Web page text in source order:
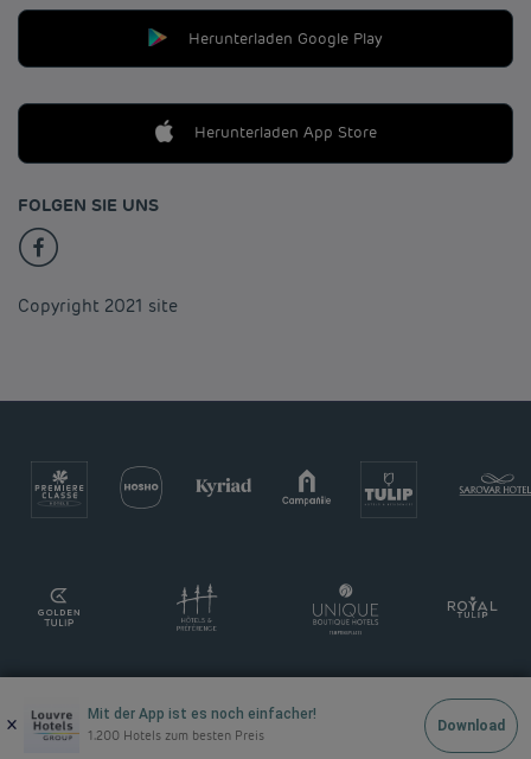
Herunterladen Google Play
Herunterladen App Store
FOLGEN SIE UNS
Copyright 2021 site
× Mit der App ist es noch einfacher!
1.200 Hotels zum besten Preis
Download